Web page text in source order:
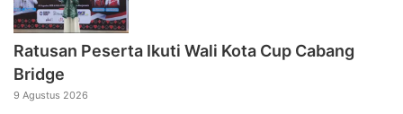
Ratusan Peserta Ikuti Wali Kota Cup Cabang
Bridge
9 Agustus 2026